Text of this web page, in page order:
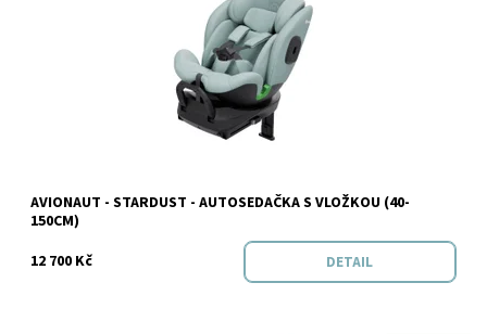
Skladem
Značka: Avionaut
AVIONAUT - STARDUST - AUTOSEDAČKA S VLOŽKOU (40-
150CM)
12 700 Kč
DETAIL